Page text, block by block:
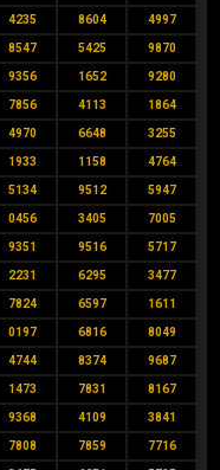
4235 8604 4997
8547 5425 9870
9356 1652 9280
7856 4113 1864
4970 6648 3255
1933 1158 4764
5134 9512 5947
0456 3405 7005
9351 9516 5717
2231 6295 3477
7824 6597 1611
0197 6816 8049
4744 8374 9687
1473 7831 8167
9368 4109 3841
7808 7859 7716